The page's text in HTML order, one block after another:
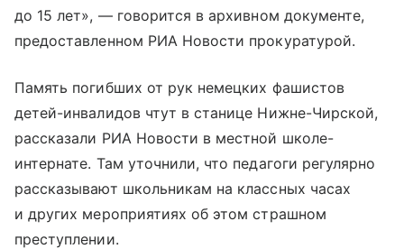
до 15 лет», — говорится в архивном документе,
предоставленном РИА Новости прокуратурой.
Память погибших от рук немецких фашистов
детей-инвалидов чтут в станице Нижне-Чирской,
рассказали РИА Новости в местной школе-
интернате. Там уточнили, что педагоги регулярно
рассказывают школьникам на классных часах
и других мероприятиях об этом страшном
преступлении.